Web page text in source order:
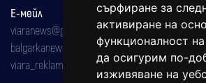
сърфиране за
активиране на
функционалност
да осигурим по-
изживяване на
Е-мейл
viaranews@gmail.com
balgarkanews@gmail.com
viara_reklama@mail.bg